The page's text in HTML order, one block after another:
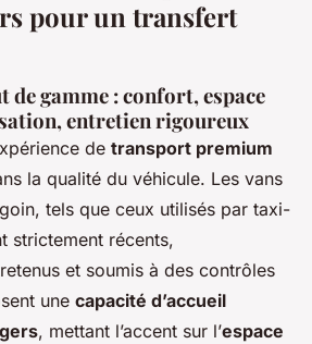
pour un transfert
de gamme : confort, espace
entretien rigoureux
de transport premium
la qualité du véhicule. Les vans
tels que ceux utilisés par taxi-
strictement récents,
et soumis à des contrôles
une capacité d’accueil
, mettant l’accent sur l’espace